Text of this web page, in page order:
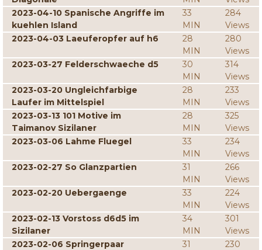
2023-04-10 Spanische Angriffe im
kuehlen Island
33
MIN
284
Views
2023-04-03 Laeuferopfer auf h6
28
MIN
280
Views
2023-03-27 Felderschwaeche d5
30
MIN
314
Views
2023-03-20 Ungleichfarbige
Laufer im Mittelspiel
28
MIN
233
Views
2023-03-13 101 Motive im
Taimanov Sizilaner
28
MIN
325
Views
2023-03-06 Lahme Fluegel
33
MIN
234
Views
2023-02-27 So Glanzpartien
31
MIN
266
Views
2023-02-20 Uebergaenge
33
MIN
224
Views
2023-02-13 Vorstoss d6d5 im
Sizilaner
34
MIN
301
Views
2023-02-06 Springerpaar
31
230